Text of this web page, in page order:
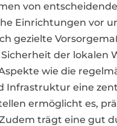
von
Einrichtungen vor
gezielte
der lokalen
wie die
eine
ermöglicht es,
trägt eine gut